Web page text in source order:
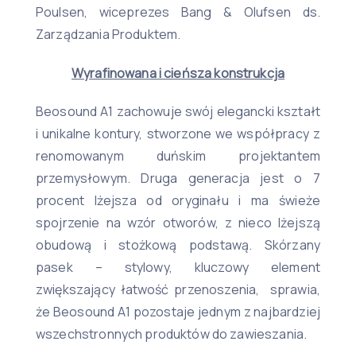
Poulsen, wiceprezes Bang & Olufsen ds.
Zarządzania Produktem.
Wyrafinowana i cieńsza konstrukcja
Beosound A1 zachowuje swój elegancki kształt
i unikalne kontury, stworzone we współpracy z
renomowanym duńskim projektantem
przemysłowym. Druga generacja jest o 7
procent lżejsza od oryginału i ma świeże
spojrzenie na wzór otworów, z nieco lżejszą
obudową i stożkową podstawą. Skórzany
pasek – stylowy, kluczowy element
zwiększający łatwość przenoszenia, sprawia,
że Beosound A1 pozostaje jednym z najbardziej
wszechstronnych produktów do zawieszania.